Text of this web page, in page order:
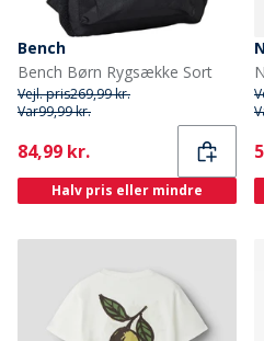
Bench
Bench Børn Rygsække Sort
Vejl. pris269,99 kr.
Var99,99 kr.
Current
84,99 kr.
Halv pris eller mindre